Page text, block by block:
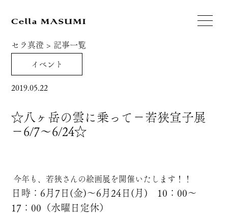
セラ真澄 > 記事一覧
イベント
2019.05.22
☆八ヶ岳の雲に乗って－若狭宣子展
－6/7～6/24☆
今年も、若狭さんの絵画展を開催いたします！！
日時：6月7日(金)～6月24日(月) 10：00～
17：00（水曜日定休）